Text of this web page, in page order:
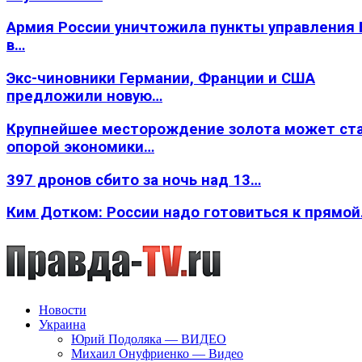
Армия России уничтожила пункты
в…
Экс-чиновники Германии, Франции и США
предложили новую…
Крупнейшее месторождение золота может
опорой экономики…
397 дронов сбито за ночь над 13…
Ким Дотком: России надо готовиться к
Новости
Украина
Юрий Подоляка — ВИДЕО
Михаил Онуфриенко — Видео